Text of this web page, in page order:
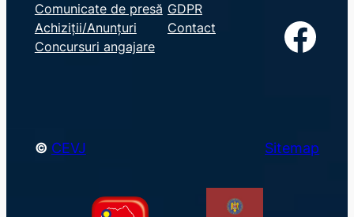
a
r
c
Comunicate de presă
Achiziții/Anunțuri
Concursuri angajare
GDPR
Contact
Facebook
© CEVJ Sitemap